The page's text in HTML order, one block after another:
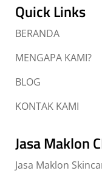
Quick Links
BERANDA
MENGAPA KAMI?
BLOG
KONTAK KAMI
Jasa Maklon
Jasa Maklon